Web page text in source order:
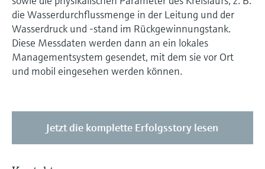
die Wasserdurchflussmenge in der Leitung und der
Wasserdruck und -stand im Rückgewinnungstank.
Diese Messdaten werden dann an ein lokales
Managementsystem gesendet, mit dem sie vor Ort
und mobil eingesehen werden können.
Jetzt die komplette Erfolgsstory lesen